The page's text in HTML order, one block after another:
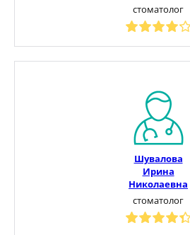
стоматолог
Шувалова
Ирина
Николаевна
стоматолог